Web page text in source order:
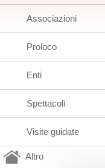
Associazioni
Proloco
Enti
Spettacoli
Visite guidate
Altro